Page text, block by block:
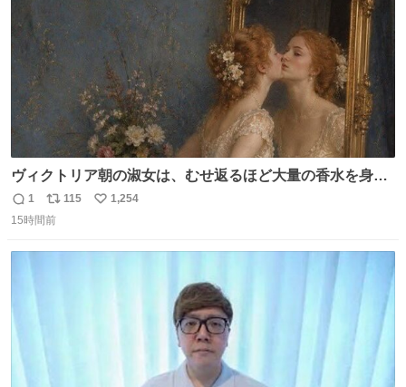
ヴィクトリア朝の淑女は、むせ返るほど大量の香水を身に
つけるものではないとされていた。それでも香水は、髪や
肌の手入れと同じくらい、ヴィクトリア朝の女性達の美容
が知る香水よりも単純な組成で、その大部分は薔薇、菫、
返
信
1
リ
ポ
115
い
1,254
15時間前